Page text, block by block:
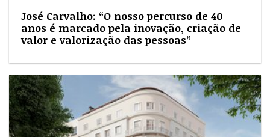
José Carvalho: “O nosso percurso de 40
anos é marcado pela inovação, criação de
valor e valorização das pessoas”